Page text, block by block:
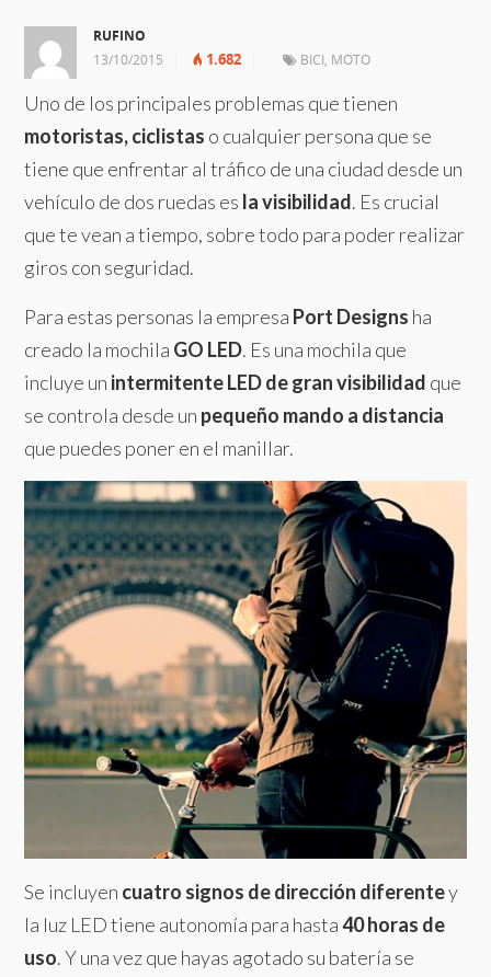
RUFINO
13/10/2015
1.682 BICI, MOTO
Uno de los principales problemas que tienen
motoristas, ciclistas o cualquier persona que se
tiene que enfrentar al tráfico de una ciudad desde un
vehículo de dos ruedas es la visibilidad. Es crucial
que te vean a tiempo, sobre todo para poder realizar
giros con seguridad.
Para estas personas la empresa Port Designs ha
creado la mochila GO LED. Es una mochila que
incluye un intermitente LED de gran visibilidad que
se controla desde un pequeño mando a distancia
que puedes poner en el manillar.
Se incluyen cuatro signos de dirección diferentey
la luz LED tiene autonomía para hasta40 horas de
uso. Y una vez que hayas agotado su batería se